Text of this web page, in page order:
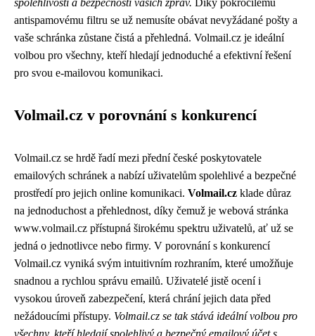
antispamovému filtru se už nemusíte obávat nevyžádané pošty a
vaše schránka zůstane čistá a přehledná. Volmail.cz je ideální
volbou pro všechny, kteří hledají jednoduché a efektivní řešení
pro svou e-mailovou komunikaci.
Volmail.cz v porovnání s konkurencí
Volmail.cz se hrdě řadí mezi přední české poskytovatele
emailových schránek a nabízí uživatelům spolehlivé a bezpečné
prostředí pro jejich online komunikaci. Volmail.cz klade důraz
na jednoduchost a přehlednost, díky čemuž je webová stránka
www.volmail.cz přístupná širokému spektru uživatelů, ať už se
jedná o jednotlivce nebo firmy. V porovnání s konkurencí
Volmail.cz vyniká svým intuitivním rozhraním, které umožňuje
snadnou a rychlou správu emailů. Uživatelé jistě ocení i
vysokou úroveň zabezpečení, která chrání jejich data před
nežádoucími přístupy. Volmail.cz se tak stává ideální volbou pro
všechny, kteří hledají spolehlivý a bezpečný emailový účet s